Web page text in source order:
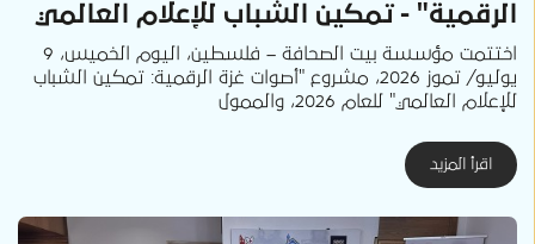
الرقمية" - تمكين الشباب للإعلام العالمي
اختتمت مؤسسة بيت الصحافة – فلسطين، اليوم الخميس، 9
يوليو/ تموز 2026، مشروع "أصوات غزة الرقمية: تمكين الشباب
للإعلام العالمي" للعام 2026، والممول
اقرأ المزيد